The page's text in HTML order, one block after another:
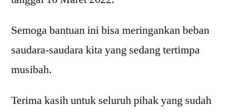
Semoga bantuan ini bisa meringankan beban
saudara-saudara kita yang sedang tertimpa
musibah.
Terima kasih untuk seluruh pihak yang sudah